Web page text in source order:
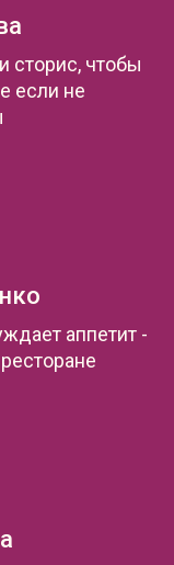
сторис, чтобы
если не
аппетит -